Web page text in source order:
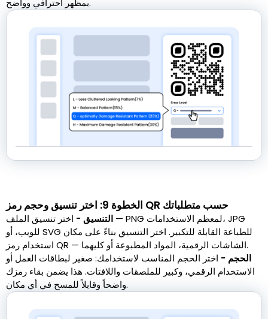
بمظهر احترافي وواضح.
الخطوة 9: اختر تنسيق وحجم رمز QR حسب متطلباتك
التنسيق - اختر تنسيق الملف — PNG لمعظم الاستخدامات، JPG
للويب، أو SVG للطباعة القابلة للتكبير. اختر التنسيق بناءً على مكان
استخدام رمز QR — الشاشات الرقمية، المواد المطبوعة أو كليهما.
الحجم - اختر الحجم المناسب لاستخدامك: صغير لبطاقات العمل أو
الاستخدام الرقمي، وكبير للملصقات واللافتات. هذا يضمن بقاء رمزك
واضحاً وقابلاً للمسح في أي مكان.